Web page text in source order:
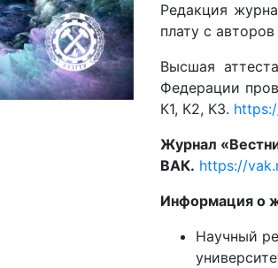
Редакция
плату с
Высшая
Федерации
К1, К2, К3.
Журнал
ВАК. https://
Информация о
Научный